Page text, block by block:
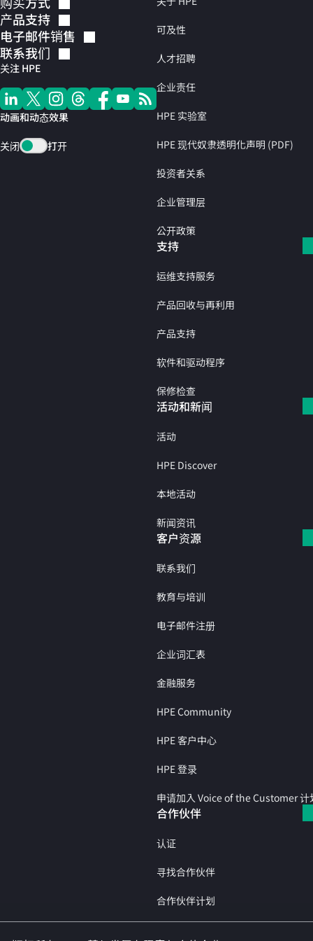
产品支持
电子邮件销售
联系我们
关注 HPE
动画和动态效果
关闭 打开
可及性
人才招聘
企业责任
HPE 实验室
HPE 现代奴隶透明化声明 (PDF)
投资者关系
企业管理层
公开政策
支持
运维支持服务
产品回收与再利用
产品支持
软件和驱动程序
保修检查
活动和新闻
活动
HPE Discover
本地活动
新闻资讯
客户资源
联系我们
教育与培训
电子邮件注册
企业词汇表
金融服务
HPE Community
HPE 客户中心
HPE 登录
申请加入 Voice of the Customer 计
合作伙伴
认证
寻找合作伙伴
合作伙伴计划